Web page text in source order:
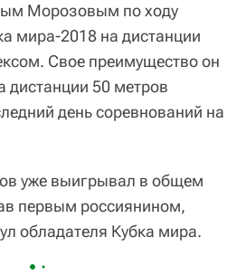
Морозовым по ходу
мира-2018 на дистанции
Свое преимущество он
дистанции 50 метров
день соревнований на
уже выигрывал в общем
первым россиянином,
обладателя Кубка мира.